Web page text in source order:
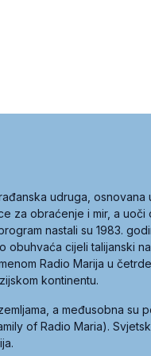
udruga, osnovana
za obraćenje i mir, a uoči
nastali su 1983.
obuhvaća cijeli talijanski
Radio Marija u
kontinentu.
a međusobna su
of Radio Maria).